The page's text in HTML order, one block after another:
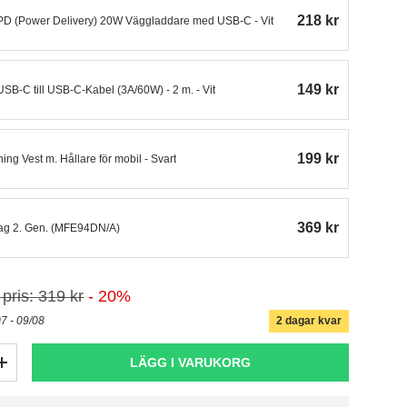
(Power Delivery) 20W Väggladdare med USB-C - Vit 218 kr
C till USB-C-Kabel (3A/60W) - 2 m. - Vit 149 kr
Vest m. Hållare för mobil - Svart 199 kr
2. Gen. (MFE94DN/A) 369 kr
319 kr - 20%
- 09/08 2 dagar kvar
+ LÄGG I VARUKORG